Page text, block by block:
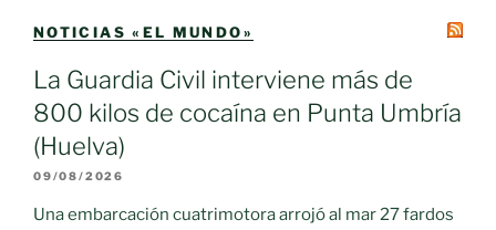
NOTICIAS «EL MUNDO»
La Guardia Civil interviene más de
800 kilos de cocaína en Punta Umbría
(Huelva)
09/08/2026
Una embarcación cuatrimotora arrojó al mar 27 fardos